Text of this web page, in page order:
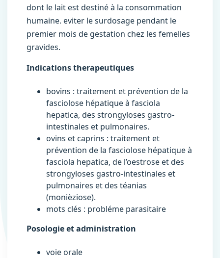
dont le lait est destiné à la consommation
humaine. eviter le surdosage pendant le
premier mois de gestation chez les femelles
gravides.
Indications therapeutiques
bovins : traitement et prévention de la
fasciolose hépatique à fasciola
hepatica, des strongyloses gastro-
intestinales et pulmonaires.
ovins et caprins : traitement et
prévention de la fasciolose hépatique à
fasciola hepatica, de l’oestrose et des
strongyloses gastro-intestinales et
pulmonaires et des téanias
(monièziose).
mots clés : probléme parasitaire
Posologie et administration
voie orale